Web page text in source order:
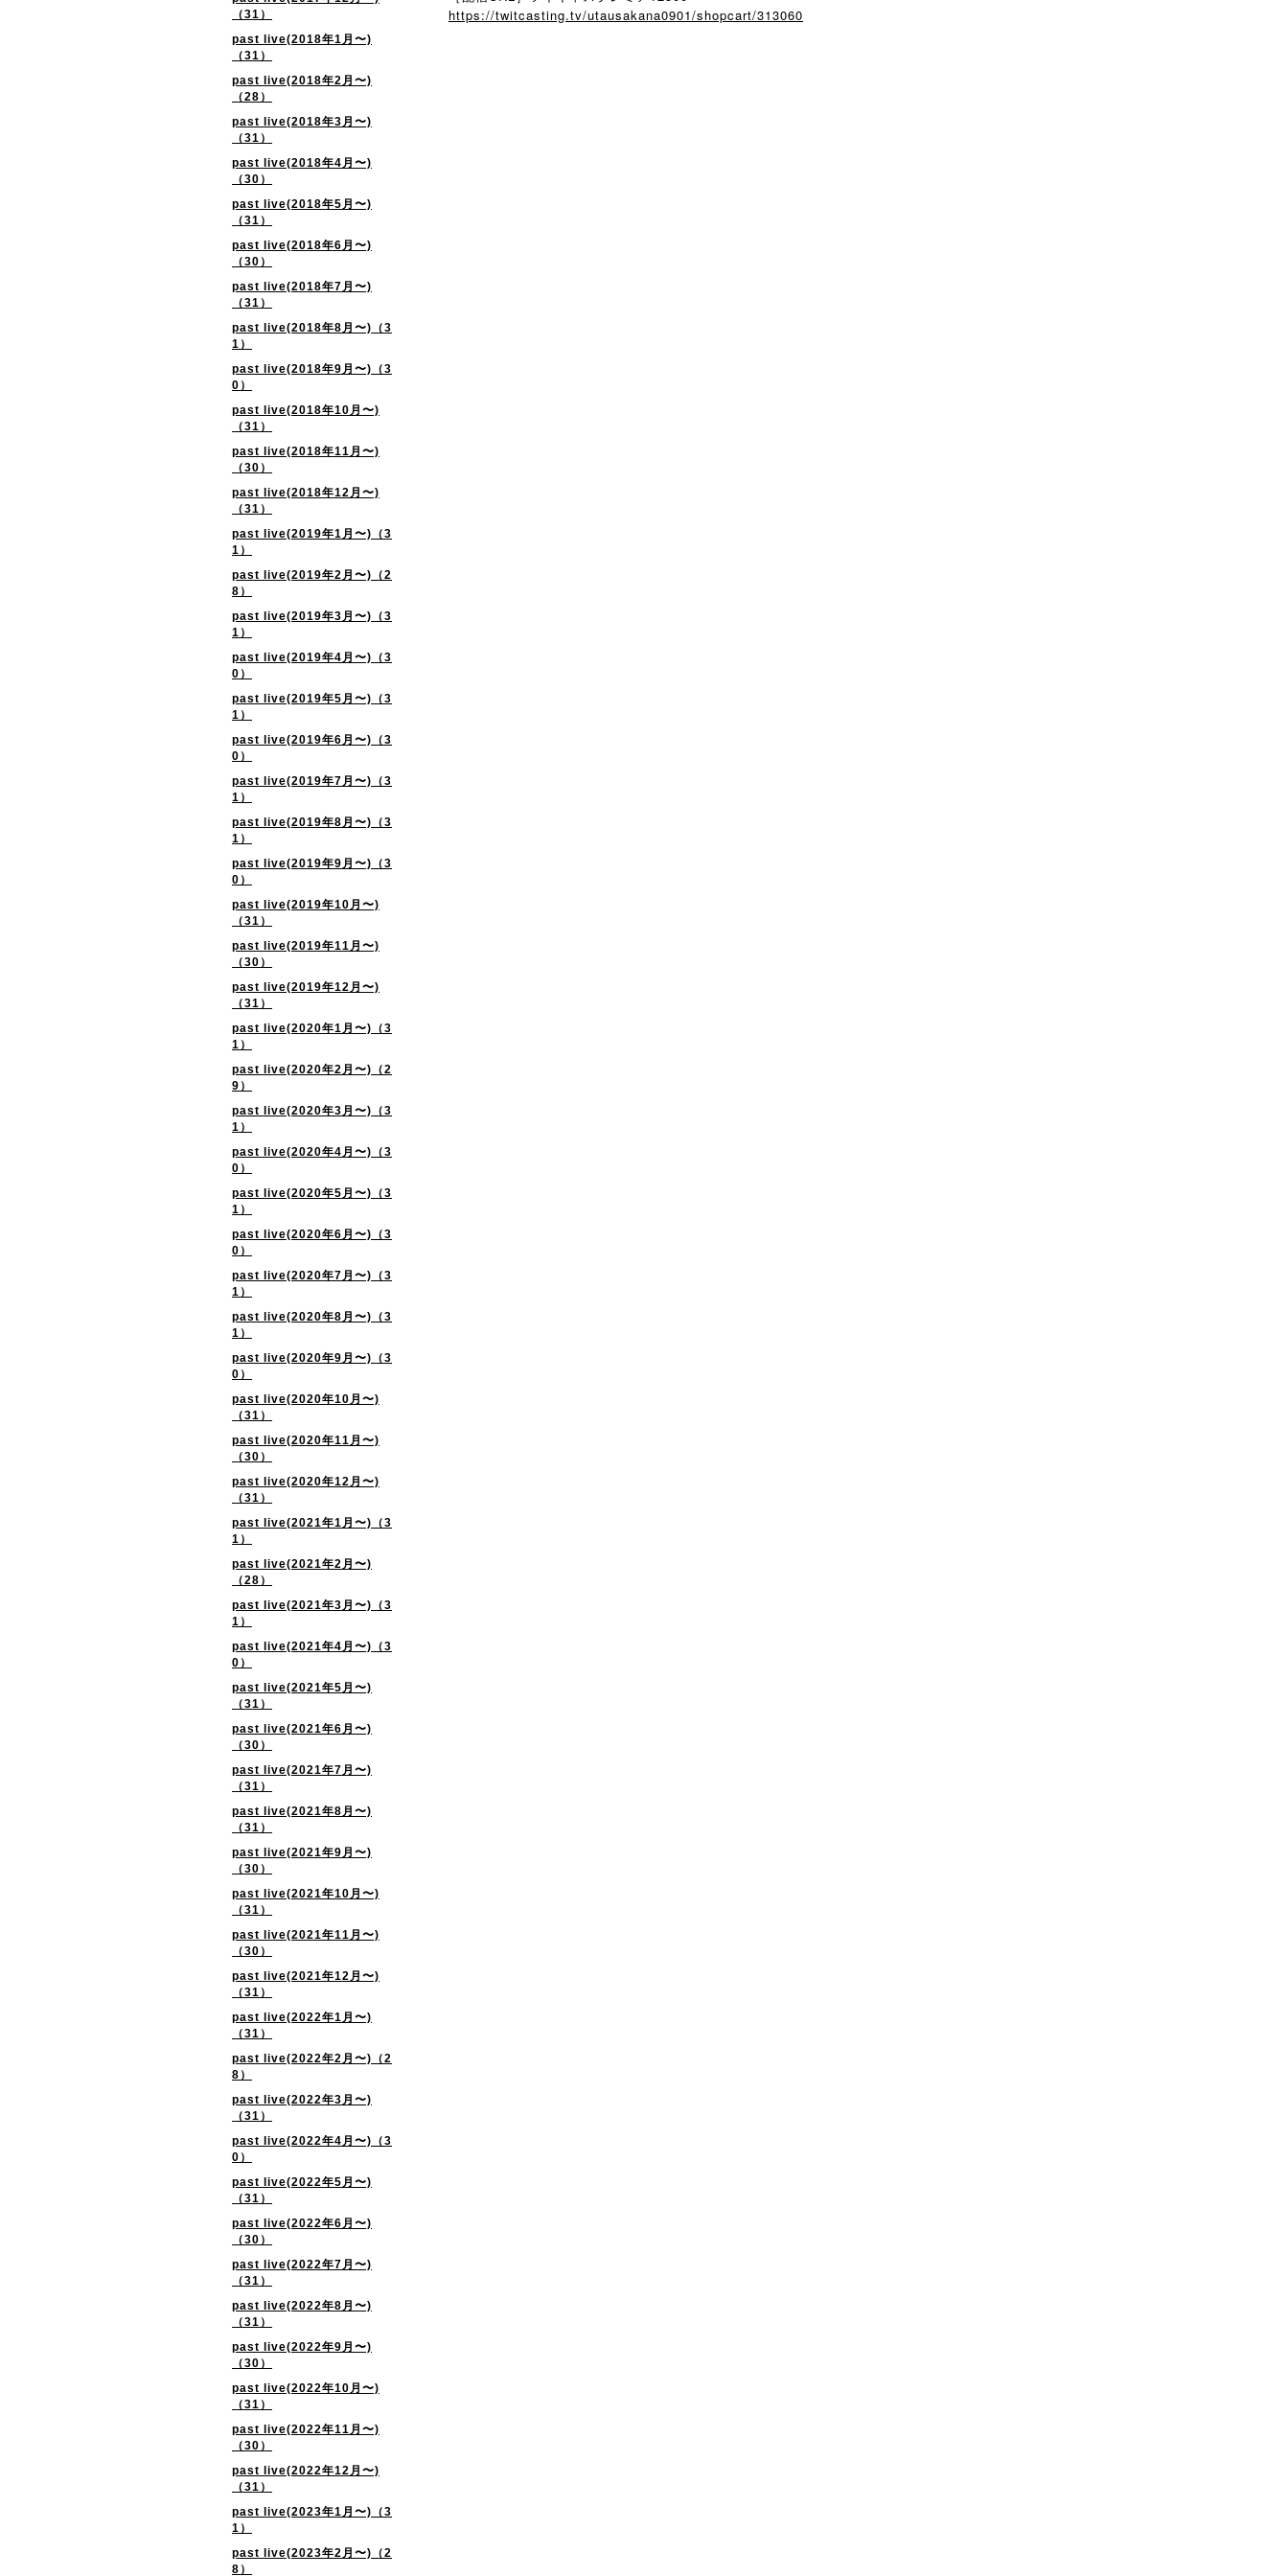
（31）
past live(2018年1月〜)
（31）
past live(2018年2月〜)
（28）
past live(2018年3月〜)
（31）
past live(2018年4月〜)
（30）
past live(2018年5月〜)
（31）
past live(2018年6月〜)
（30）
past live(2018年7月〜)
（31）
past live(2018年8月〜)（3
1）
past live(2018年9月〜)（3
0）
past live(2018年10月〜)
（31）
past live(2018年11月〜)
（30）
past live(2018年12月〜)
（31）
past live(2019年1月〜)（3
1）
past live(2019年2月〜)（2
8）
past live(2019年3月〜)（3
1）
past live(2019年4月〜)（3
0）
past live(2019年5月〜)（3
1）
past live(2019年6月〜)（3
0）
past live(2019年7月〜)（3
1）
past live(2019年8月〜)（3
1）
past live(2019年9月〜)（3
0）
past live(2019年10月〜)
（31）
past live(2019年11月〜)
（30）
past live(2019年12月〜)
（31）
past live(2020年1月〜)（3
1）
past live(2020年2月〜)（2
9）
past live(2020年3月〜)（3
1）
past live(2020年4月〜)（3
0）
past live(2020年5月〜)（3
1）
past live(2020年6月〜)（3
0）
past live(2020年7月〜)（3
1）
past live(2020年8月〜)（3
1）
past live(2020年9月〜)（3
0）
past live(2020年10月〜)
（31）
past live(2020年11月〜)
（30）
past live(2020年12月〜)
（31）
past live(2021年1月〜)（3
1）
past live(2021年2月〜)
（28）
past live(2021年3月〜)（3
1）
past live(2021年4月〜)（3
0）
past live(2021年5月〜)
（31）
past live(2021年6月〜)
（30）
past live(2021年7月〜)
（31）
past live(2021年8月〜)
（31）
past live(2021年9月〜)
（30）
past live(2021年10月〜)
（31）
past live(2021年11月〜)
（30）
past live(2021年12月〜)
（31）
past live(2022年1月〜)
（31）
past live(2022年2月〜)（2
8）
past live(2022年3月〜)
（31）
past live(2022年4月〜)（3
0）
past live(2022年5月〜)
（31）
past live(2022年6月〜)
（30）
past live(2022年7月〜)
（31）
past live(2022年8月〜)
（31）
past live(2022年9月〜)
（30）
past live(2022年10月〜)
（31）
past live(2022年11月〜)
（30）
past live(2022年12月〜)
（31）
past live(2023年1月〜)（3
1）
past live(2023年2月〜)（2
8）
https://twitcasting.tv/utausakana0901/shopcart/313060